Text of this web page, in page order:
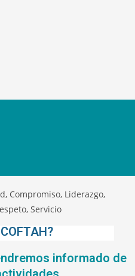
informado de